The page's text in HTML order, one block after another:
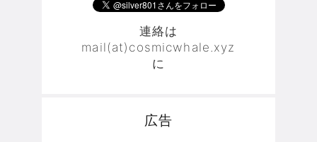
連絡は
mail(at)cosmicwhale.xyz
に
広告